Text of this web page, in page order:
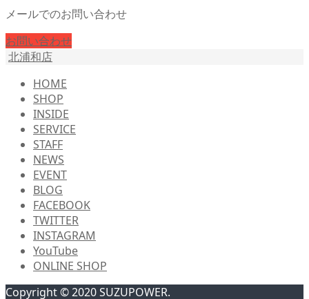
メールでのお問い合わせ
お問い合わせ
北浦和店
HOME
SHOP
INSIDE
SERVICE
STAFF
NEWS
EVENT
BLOG
FACEBOOK
TWITTER
INSTAGRAM
YouTube
ONLINE SHOP
Copyright © 2020 SUZUPOWER.